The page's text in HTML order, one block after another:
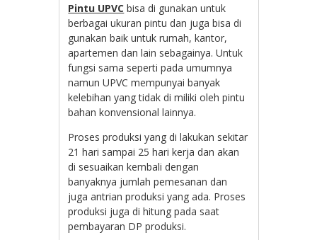
Pintu UPVC bisa di gunakan untuk
berbagai ukuran pintu dan juga bisa di
gunakan baik untuk rumah, kantor,
apartemen dan lain sebagainya. Untuk
fungsi sama seperti pada umumnya
namun UPVC mempunyai banyak
kelebihan yang tidak di miliki oleh pintu
bahan konvensional lainnya.
Proses produksi yang di lakukan sekitar
21 hari sampai 25 hari kerja dan akan
di sesuaikan kembali dengan
banyaknya jumlah pemesanan dan
juga antrian produksi yang ada. Proses
produksi juga di hitung pada saat
pembayaran DP produksi.